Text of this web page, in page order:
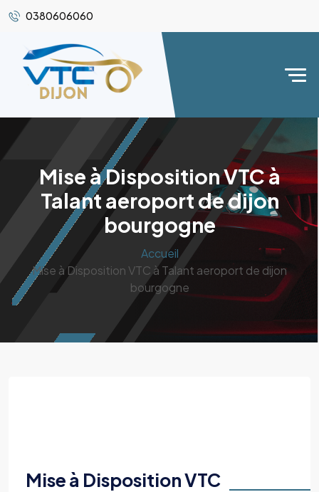
0380606060
Mise à Disposition VTC à
Talant aeroport de dijon
bourgogne
Accueil
Mise à Disposition VTC à Talant aeroport de dijon
bourgogne
Mise à Disposition VTC